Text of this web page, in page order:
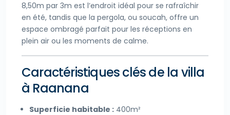
8,50m par 3m est l’endroit idéal pour se rafraîchir
en été, tandis que la pergola, ou soucah, offre un
espace ombragé parfait pour les réceptions en
plein air ou les moments de calme.
Caractéristiques clés de la villa
à Raanana
Superficie habitable : 400m²